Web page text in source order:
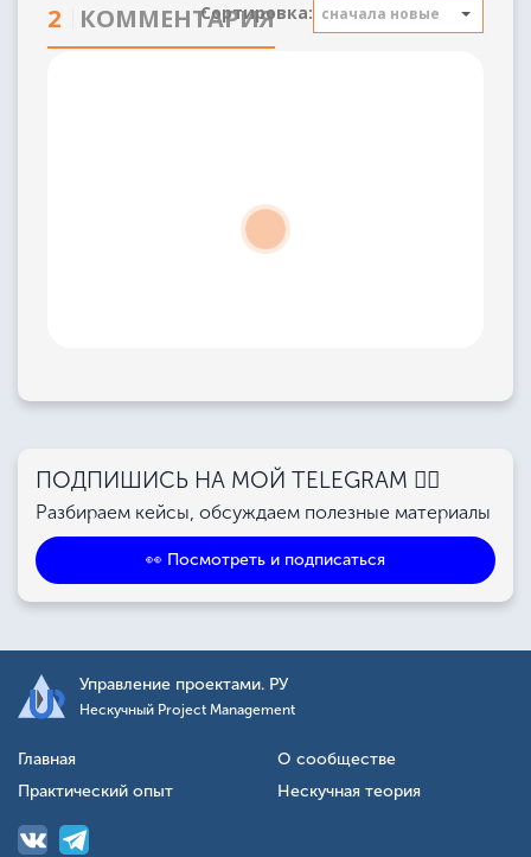
2 КОММЕНТАРИЯ
Сортировка: сначала новые
ПОДПИШИСЬ НА МОЙ TELEGRAM 👉🏻
Разбираем кейсы, обсуждаем полезные материалы
👀 Посмотреть и подписаться
Управление проектами. РУ
Нескучный Project Management
Главная
О сообществе
Практический опыт
Нескучная теория